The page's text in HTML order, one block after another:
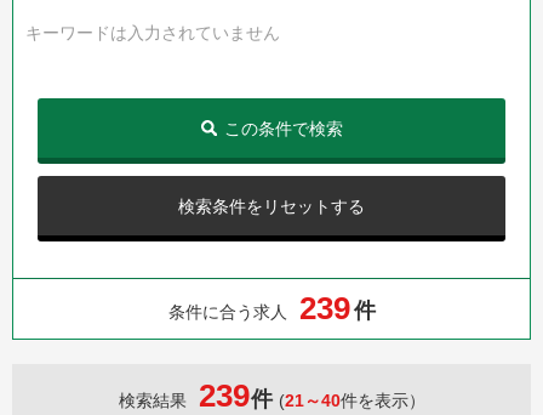
キーワードは入力されていません
検索条件をリセットする
この条件で検索
条件に合う求人 239件
検索結果 239件 (21～40件を表示）